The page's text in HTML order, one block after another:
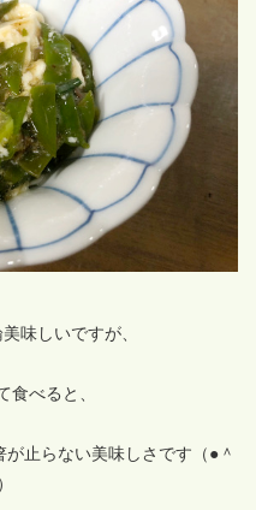
味しいですが、
食べると、
止らない美味しさです（●＾